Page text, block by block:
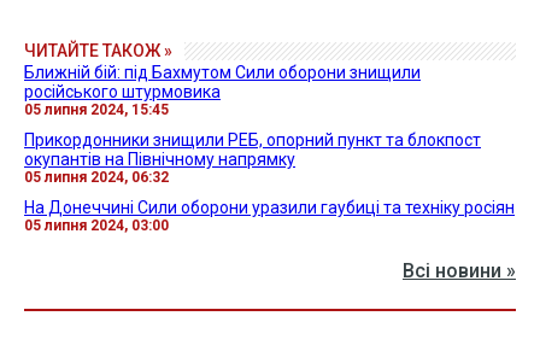
ЧИТАЙТЕ ТАКОЖ »
Ближній бій: під Бахмутом Сили оборони знищили
російського штурмовика
05 липня 2024, 15:45
Прикордонники знищили РЕБ, опорний пункт та блокпост
окупантів на Північному напрямку
05 липня 2024, 06:32
На Донеччині Сили оборони уразили гаубиці та техніку росіян
05 липня 2024, 03:00
Всі новини »